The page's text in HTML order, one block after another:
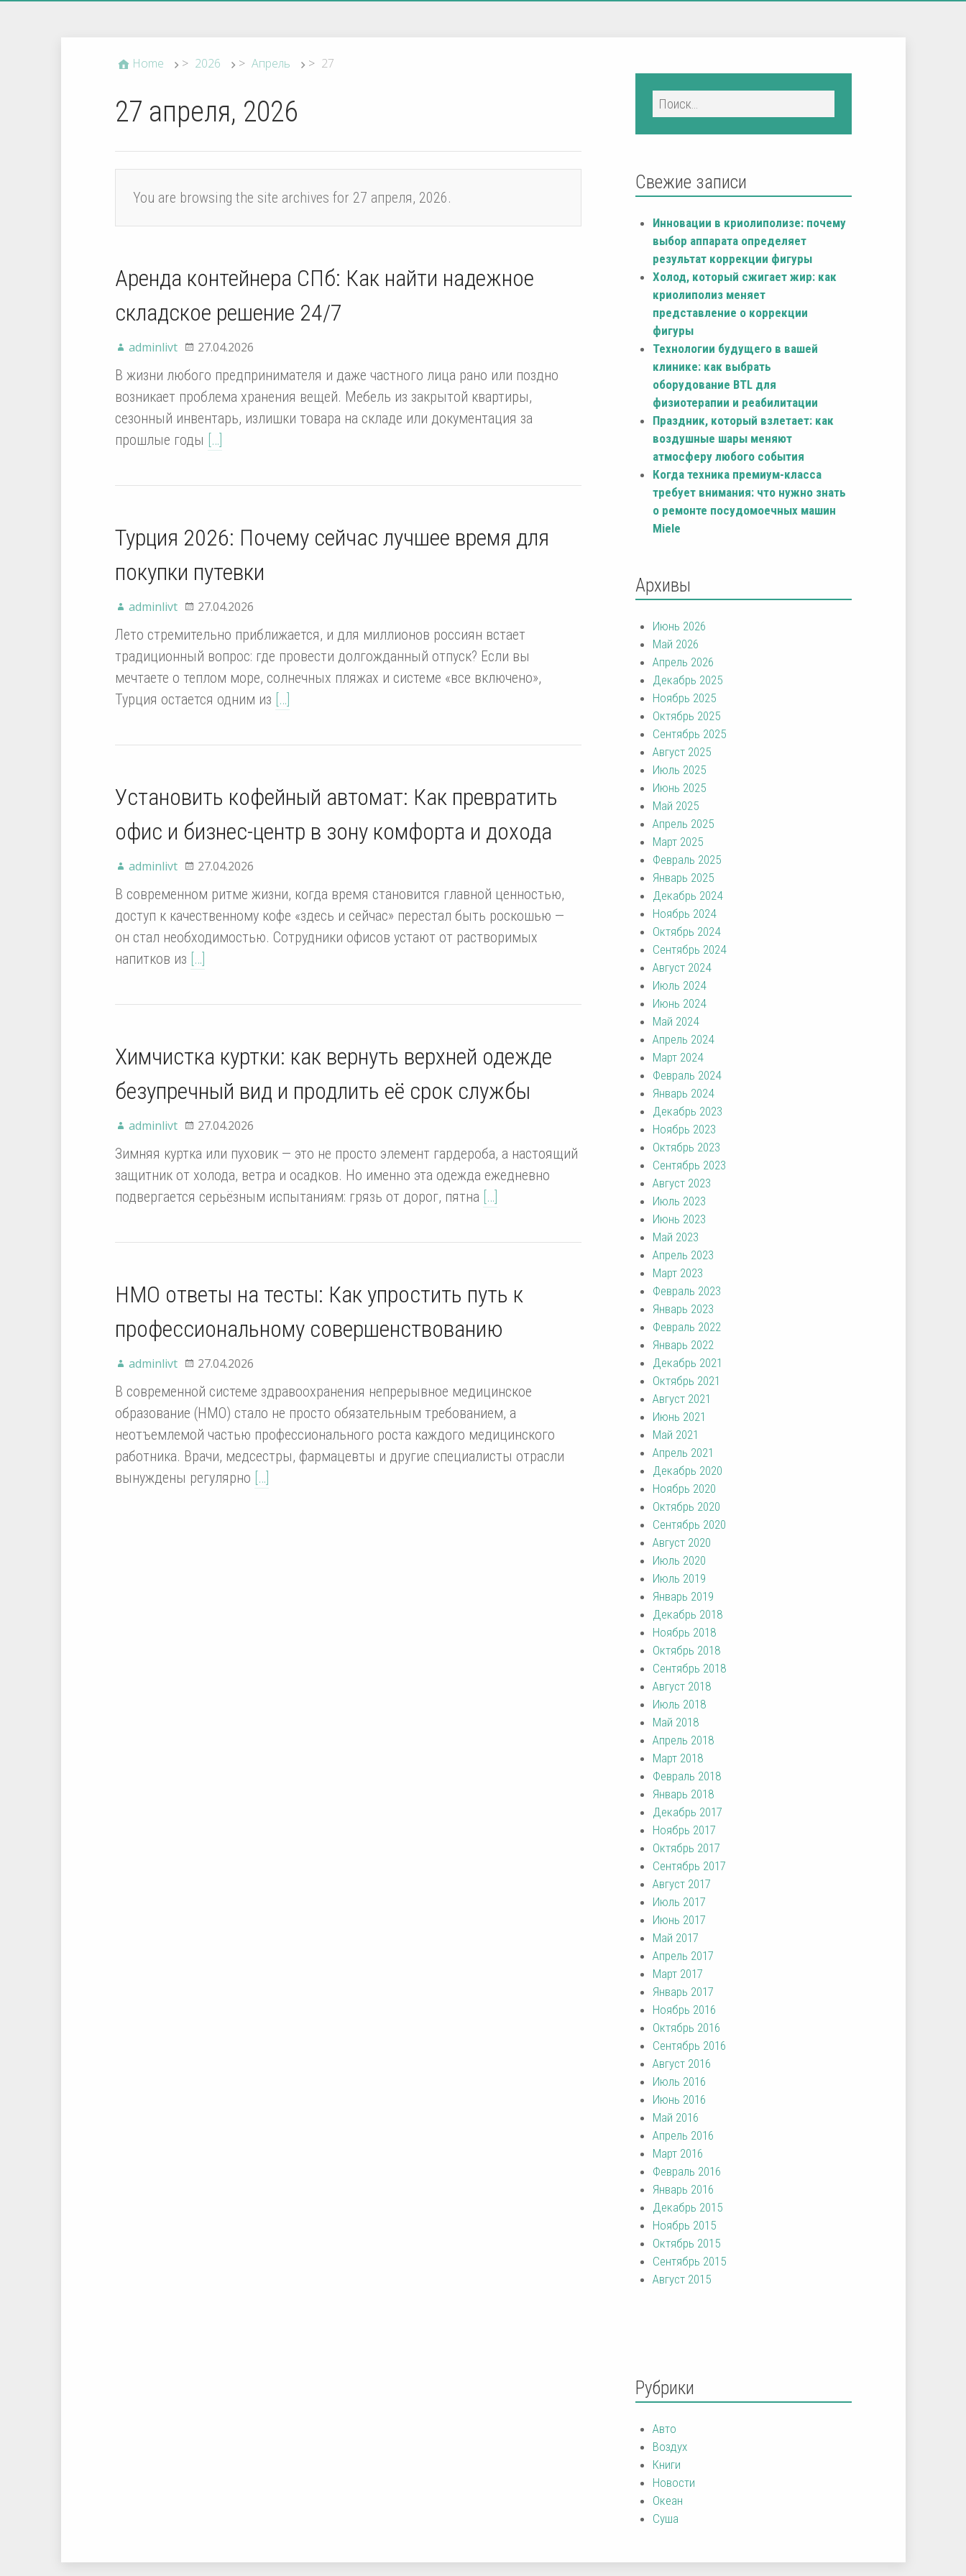
Home > 2026 > Апрель > 27
27 апреля, 2026
You are browsing the site archives for 27 апреля, 2026.
Аренда контейнера СПб: Как найти надежное
складское решение 24/7
adminlivt 27.04.2026
В жизни любого предпринимателя и даже частного лица рано или поздно
возникает проблема хранения вещей. Мебель из закрытой квартиры,
сезонный инвентарь, излишки товара на складе или документация за
прошлые годы […]
Турция 2026: Почему сейчас лучшее время для
покупки путевки
adminlivt 27.04.2026
Лето стремительно приближается, и для миллионов россиян встает
традиционный вопрос: где провести долгожданный отпуск? Если вы
мечтаете о теплом море, солнечных пляжах и системе «все включено»,
Турция остается одним из […]
Установить кофейный автомат: Как превратить
офис и бизнес-центр в зону комфорта и дохода
adminlivt 27.04.2026
В современном ритме жизни, когда время становится главной ценностью,
доступ к качественному кофе «здесь и сейчас» перестал быть роскошью —
он стал необходимостью. Сотрудники офисов устают от растворимых
напитков из […]
Химчистка куртки: как вернуть верхней одежде
безупречный вид и продлить её срок службы
adminlivt 27.04.2026
Зимняя куртка или пуховик — это не просто элемент гардероба, а настоящий
защитник от холода, ветра и осадков. Но именно эта одежда ежедневно
подвергается серьёзным испытаниям: грязь от дорог, пятна […]
НМО ответы на тесты: Как упростить путь к
профессиональному совершенствованию
adminlivt 27.04.2026
В современной системе здравоохранения непрерывное медицинское
образование (НМО) стало не просто обязательным требованием, а
неотъемлемой частью профессионального роста каждого медицинского
работника. Врачи, медсестры, фармацевты и другие специалисты отрасли
вынуждены регулярно […]
Свежие записи
Инновации в криолиполизе: почему
выбор аппарата определяет
результат коррекции фигуры
Холод, который сжигает жир: как
криолиполиз меняет
представление о коррекции
фигуры
Технологии будущего в вашей
клинике: как выбрать
оборудование BTL для
физиотерапии и реабилитации
Праздник, который взлетает: как
воздушные шары меняют
атмосферу любого события
Когда техника премиум-класса
требует внимания: что нужно знать
о ремонте посудомоечных машин
Miele
Архивы
Июнь 2026
Май 2026
Апрель 2026
Декабрь 2025
Ноябрь 2025
Октябрь 2025
Сентябрь 2025
Август 2025
Июль 2025
Июнь 2025
Май 2025
Апрель 2025
Март 2025
Февраль 2025
Январь 2025
Декабрь 2024
Ноябрь 2024
Октябрь 2024
Сентябрь 2024
Август 2024
Июль 2024
Июнь 2024
Май 2024
Апрель 2024
Март 2024
Февраль 2024
Январь 2024
Декабрь 2023
Ноябрь 2023
Октябрь 2023
Сентябрь 2023
Август 2023
Июль 2023
Июнь 2023
Май 2023
Апрель 2023
Март 2023
Февраль 2023
Январь 2023
Февраль 2022
Январь 2022
Декабрь 2021
Октябрь 2021
Август 2021
Июнь 2021
Май 2021
Апрель 2021
Декабрь 2020
Ноябрь 2020
Октябрь 2020
Сентябрь 2020
Август 2020
Июль 2020
Июль 2019
Январь 2019
Декабрь 2018
Ноябрь 2018
Октябрь 2018
Сентябрь 2018
Август 2018
Июль 2018
Май 2018
Апрель 2018
Март 2018
Февраль 2018
Январь 2018
Декабрь 2017
Ноябрь 2017
Октябрь 2017
Сентябрь 2017
Август 2017
Июль 2017
Июнь 2017
Май 2017
Апрель 2017
Март 2017
Январь 2017
Ноябрь 2016
Октябрь 2016
Сентябрь 2016
Август 2016
Июль 2016
Июнь 2016
Май 2016
Апрель 2016
Март 2016
Февраль 2016
Январь 2016
Декабрь 2015
Ноябрь 2015
Октябрь 2015
Сентябрь 2015
Август 2015
Рубрики
Авто
Воздух
Книги
Новости
Океан
Суша